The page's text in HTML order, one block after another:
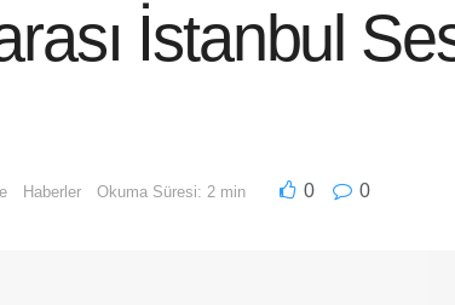
İstanbul
Haberler Okuma Süresi: 2 min 0 0